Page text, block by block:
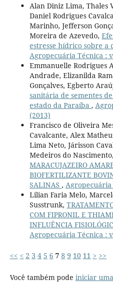
Alan Diniz Lima, Thales
Daniel Rodrigues
Marinho, Jefferson
Moreira de Azevedo,
estresse hídrico sobre
Agropecuária Técnica :
Emmanuelle Rodrigues
Andrade, Elizanilda
Gonçalves, Egberto
sanitária de sementes
estado da Paraíba ,
(2013)
Francisco de Oliveira
Cavalcante, Alex
Lima Neto, Járisson
Medeiros do Nascimento,
MARACUJAZEIRO
BIOFERTILIZANTE
SALINAS , Agropecuária
Lilian Faria Melo,
Susstrunk,
COM FIPRONIL E
INFLUÊNCIA
Agropecuária Técnica :
<< < 2 3 4 5 6 7 8 9 10 11 > >>
Você também pode iniciar